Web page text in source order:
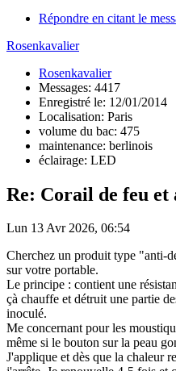
Répondre en citant le
Rosenkavalier
Rosenkavalier
Messages: 4417
Enregistré le: 12/01/2014
Localisation: Paris
volume du bac: 475
maintenance: berlinois
éclairage: LED
Re: Corail de feu et
Lun 13 Avr 2026, 06:54
Cherchez un produit type "anti-
sur votre portable.
Le principe : contient une
çà chauffe et détruit une partie
inoculé.
Me concernant pour les
même si le bouton sur la peau
J'applique et dès que la chaleur